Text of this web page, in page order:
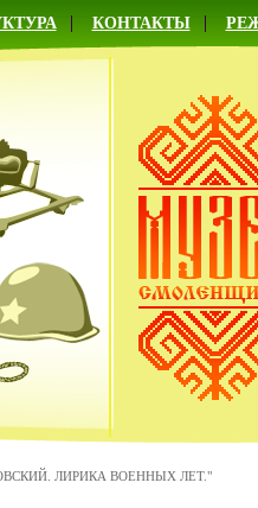
КОНТАКТЫ
ЛИРИКА ВОЕННЫХ ЛЕТ."